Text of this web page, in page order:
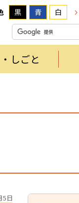
黒 青 白
しごと
5日